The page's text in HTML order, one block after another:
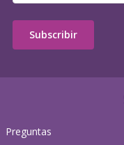
Preguntas
Subscribir